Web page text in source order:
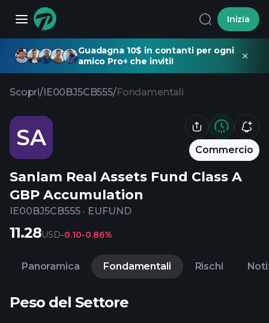
Inizia
Guadagna 10$ in contanti per ogni
amico Pro+ che inviti!
Scopri/IE00BJ5CB555/Fondamentali
SA Commercio
Sanlam Real Assets Fund Class A
GBP Accumulation
IE00BJ5CB555 · EUFUND
11.28USD-0.10-0.86%
Panoramica Fondamentali Rischi
Peso del Settore